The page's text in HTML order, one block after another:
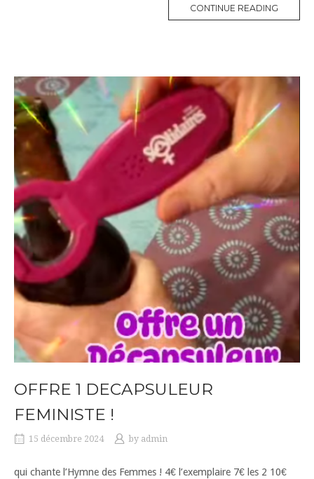
CONTINUE READING
OFFRE 1 DECAPSULEUR
FEMINISTE !
15 décembre 2024 by admin
qui chante l’Hymne des Femmes ! 4€ l’exemplaire 7€ les 2 10€